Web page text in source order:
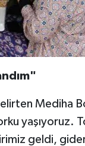
Mediha
yaşıyoruz.
geldi,